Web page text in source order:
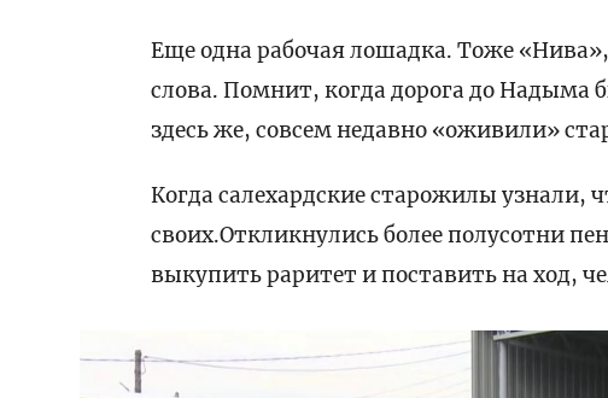
Еще одна рабочая лошадка. Тоже
слова. Помнит, когда дорога до
здесь же, совсем недавно «оживили»
Когда салехардские старожилы
своих.Откликнулись более полусотни
выкупить раритет и поставить на ход,